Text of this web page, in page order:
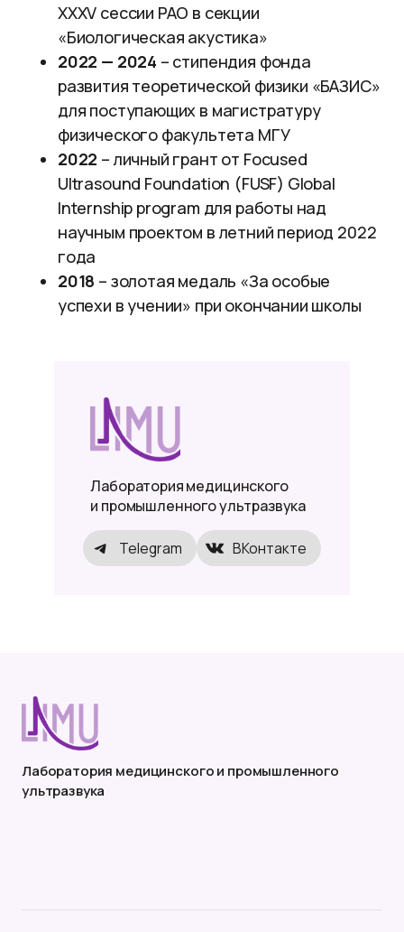
XXXV сессии РАО в секции
«Биологическая акустика»
2022 — 2024 – стипендия фонда
развития теоретической физики «БАЗИС»
для поступающих в магистратуру
физического факультета МГУ
2022 – личный грант от Focused
Ultrasound Foundation (FUSF) Global
Internship program для работы над
научным проектом в летний период 2022
года
2018 – золотая медаль «За особые
успехи в учении» при окончании школы
Лаборатория медицинского
и промышленного ультразвука
Telegram ВКонтакте
Лаборатория медицинского и промышленного
ультразвука